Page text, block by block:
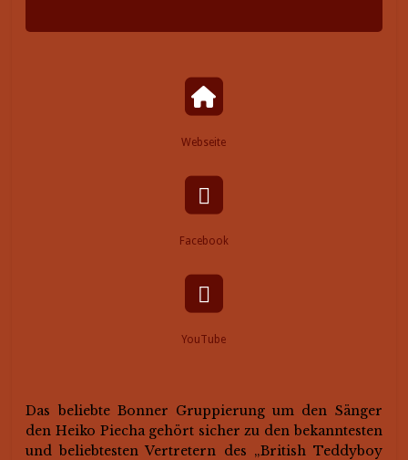
Webseite
Facebook
YouTube
Das beliebte Bonner Gruppierung um den Sänger
den Heiko Piecha gehört sicher zu den bekanntesten
und beliebtesten Vertretern des „British Teddyboy